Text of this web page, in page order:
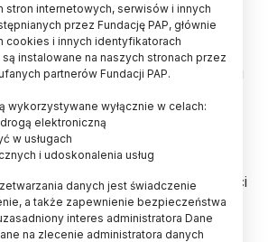
w ostatnich miesiącach
wody atlantyckiej z Morza
poprawiło to sytuację Bałtyku
http://www.iopan.gda.pl/
płytkim, półzamkniętym morzem.
liczne rzeki niosą ogromne ilości
rezultacie stopień jego zasolenia
stron internetowych, serwisów i innych
przez Fundację PAP, głównie
cookies i innych identyfikatorach
instalowane na naszych stronach przez
partnerów Fundacji PAP.
wykorzystywane wyłącznie w celach:
elektroniczną
w usługach
i udoskonalenia usług
danych jest świadczenie
a także zapewnienie bezpieczeństwa
interes administratora Dane
na zlecenie administratora danych